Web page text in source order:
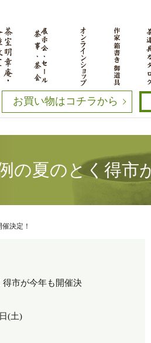
お買い物はコチラから
の夏のとく得
催決定！
市が今年も開催決
(土)